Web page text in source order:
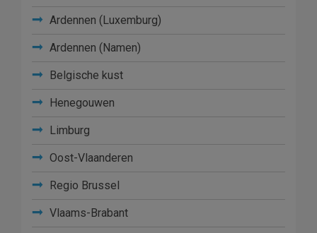
Ardennen (Luxemburg)
Ardennen (Namen)
Belgische kust
Henegouwen
Limburg
Oost-Vlaanderen
Regio Brussel
Vlaams-Brabant